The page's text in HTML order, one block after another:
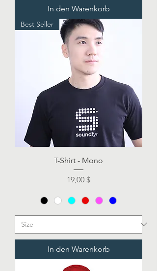
In den Warenkorb
Best Seller
T-Shirt - Mono
Preis
19,00 $
In den Warenkorb